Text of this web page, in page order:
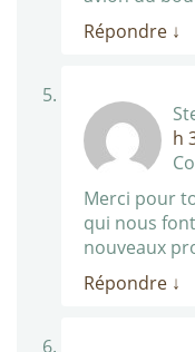
Répondre ↓
h
Merci pour
qui nous
nouveaux
Répondre ↓